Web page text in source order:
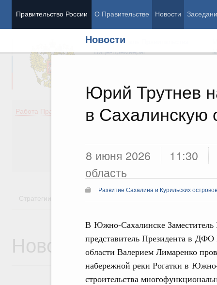
Правительство России О Правительстве Новости
Новости
Юрий Трутнев
в Сахалинскую
8 июня 2026
11:30
область
Развитие Сахалина и Курильских островов
В Южно-Сахалинске Заместитель
представитель Президента в
области Валерием Лимаренко
набережной реки Рогатки в
строительства
Председатель Правительства
Вице-премьеры
Работа Правительства
Демография
Здоровье
Общество
Государство
Стратегии
Новости